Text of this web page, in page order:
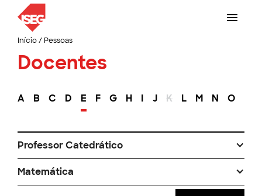
Início/ Pessoas
Docentes
A B C D E F G H I J K L M N O
Professor Catedrático
Matemática